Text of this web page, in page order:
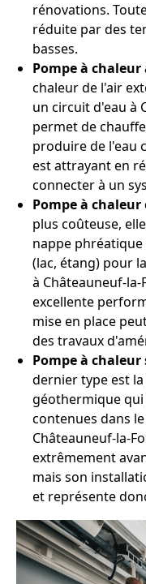
rénovations.
réduite par des
basses.
Pompe à
chaleur de l'air
un circuit d'eau à
permet de
produire de l'eau
est attrayant en
connecter à un
Pompe à chaleur
plus coûteuse,
nappe phréatique
(lac, étang) pour
à Châteauneuf-la-
excellente
mise en place
des travaux
Pompe à chaleur
dernier type est
géothermique qui
contenues dans
Châteauneuf-la-
extrêmement
mais son
et représente